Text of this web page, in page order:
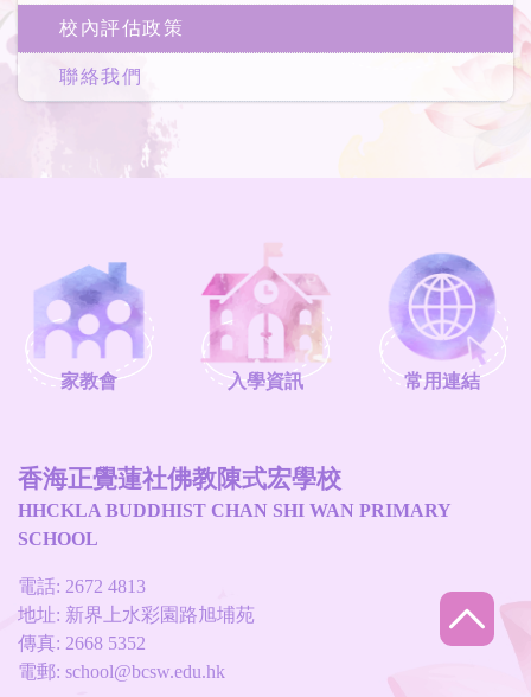
校內評估政策
聯絡我們
家教會 入學資訊 常用連結
香海正覺蓮社佛教陳式宏學校
HHCKLA BUDDHIST CHAN SHI WAN PRIMARY
SCHOOL
電話: 2672 4813
地址: 新界上水彩園路旭埔苑
傳真: 2668 5352
電郵: school@bcsw.edu.hk